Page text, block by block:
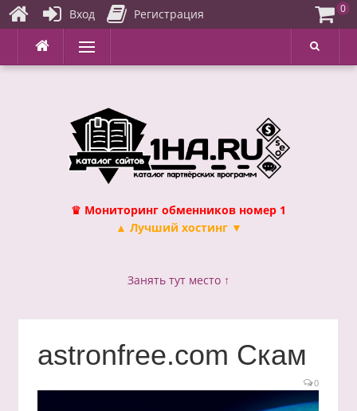
Перейти
содержимому
Меню
♛ Мониторинг обменников номер 1
▲ Лучший хостинг ▼
Занять тут место ↑
astronfree.com Скам
0
Вход Регистрация 0